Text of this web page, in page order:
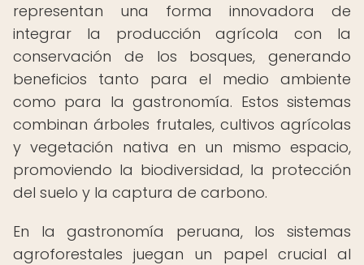
representan una forma innovadora de
integrar la producción agrícola con la
conservación de los bosques, generando
beneficios tanto para el medio ambiente
como para la gastronomía. Estos sistemas
combinan árboles frutales, cultivos agrícolas
y vegetación nativa en un mismo espacio,
promoviendo la biodiversidad, la protección
del suelo y la captura de carbono.
En la gastronomía peruana, los sistemas
agroforestales juegan un papel crucial al